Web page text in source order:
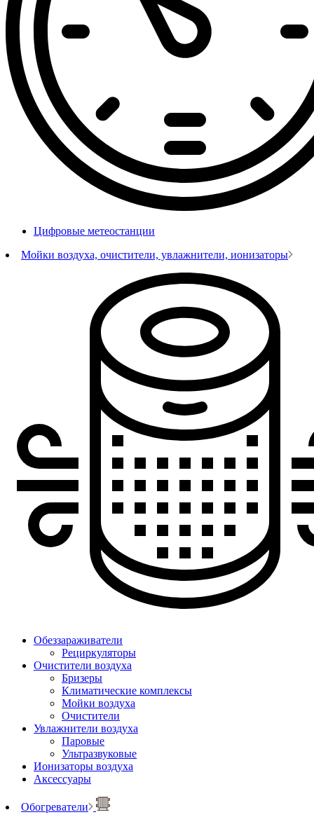
Цифровые метеостанции
Мойки воздуха, очистители, увлажнители, ионизаторы
Обеззараживатели
Рециркуляторы
Очистители воздуха
Бризеры
Климатические комплексы
Мойки воздуха
Очистители
Увлажнители воздуха
Паровые
Ультразвуковые
Ионизаторы воздуха
Аксессуары
Обогреватели